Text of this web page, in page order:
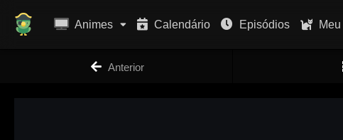
Animes Calendário Episódios Meu
Anterior